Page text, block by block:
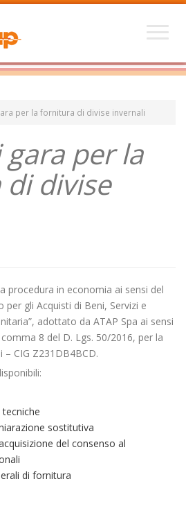
per la fornitura di divise invernali
per la
divise
procedura in economia ai sensi del
per gli Acquisti di Beni, Servizi e
adottato da ATAP Spa ai sensi
8 del D. Lgs. 50/2016, per la
CIG Z231DB4BCD.
sostitutiva
del consenso al
di fornitura